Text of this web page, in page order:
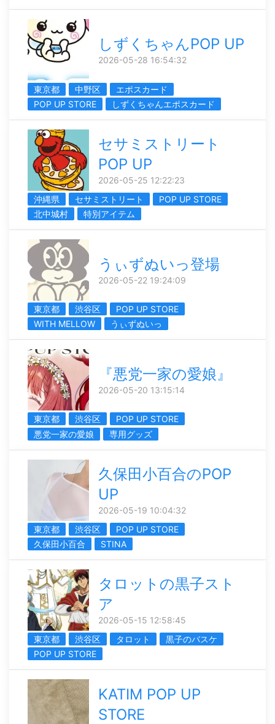
しずくちゃんPOP UP
2026-05-28 16:54:32
東京都 中野区
エポスカード
POP UP STORE
しずくちゃんエポスカード
セサミストリート
POP UP
2026-05-25 12:22:23
沖縄県
セサミストリート
POP UP STORE
北中城村
特別アイテム
うぃずぬいっ登場
2026-05-22 19:24:09
東京都 渋谷区
POP UP STORE
WITH MELLOW
うぃずぬいっ
『悪党一家の愛娘』
2026-05-20 13:15:14
東京都 渋谷区
POP UP STORE
悪党一家の愛娘
専用グッズ
久保田小百合のPOP
UP
2026-05-19 10:04:32
東京都
渋谷区
POP UP STORE
久保田小百合
STINA
タロットの黒子スト
ア
2026-05-15 12:58:45
東京都
渋谷区 タロット
黒子のバスケ
POP UP STORE
KATIM POP UP
STORE